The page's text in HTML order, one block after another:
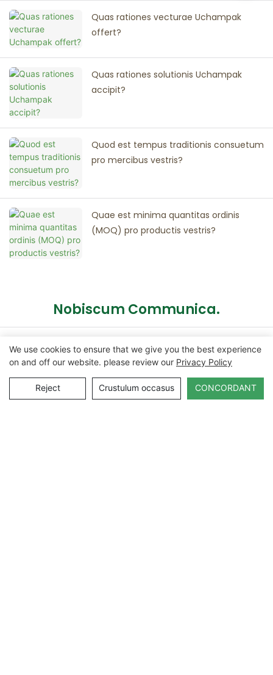
Quas rationes vecturae Uchampak
offert?
Quas rationes solutionis Uchampak
accipit?
Quod est tempus traditionis consuetum
pro mercibus vestris?
Quae est minima quantitas ordinis
(MOQ) pro productis vestris?
Nobiscum Communica.
Nomen
Epistula Electronica
We use cookies to ensure that we give you the best experience
on and off our website. please review our Privacy Policy
Reject Crustulum occasus CONCORDANT